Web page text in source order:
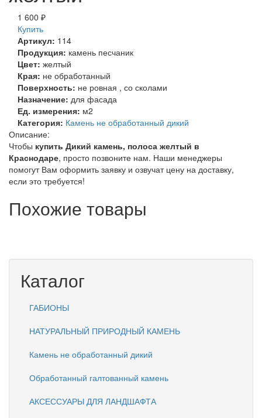
1 600 ₽
Купить
Артикул: 114
Продукция: камень песчаник
Цвет: желтый
Края: не обработанный
Поверхность: не ровная , со сколами
Назначение: для фасада
Ед. измерения: м2
Категория: Камень не обработанный дикий
Описание:
Чтобы купить Дикий камень, полоса желтый в
Краснодаре, просто позвоните нам. Наши менеджеры
помогут Вам оформить заявку и озвучат цену на доставку,
если это требуется!
Похожие товары
Каталог
ГАБИОНЫ
НАТУРАЛЬНЫЙ ПРИРОДНЫЙ КАМЕНЬ
Камень не обработанный дикий
Обработанный галтованный камень
АКСЕССУАРЫ ДЛЯ ЛАНДШАФТА